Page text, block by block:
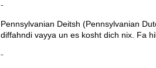
Pennsylvanian Deitsh (Pennsylvanian
diffahndi vayya un es kosht dich nix. Fa